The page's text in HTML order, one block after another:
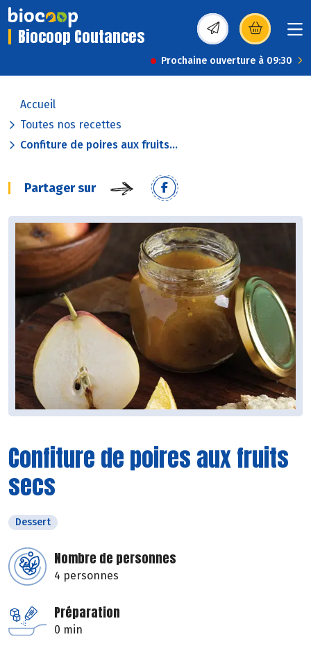
Biocoop Coutances (s’ouvre dans une
Prochaine ouverture à 09:30
Accueil
Toutes nos recettes
Confiture de poires aux fruits...
Partager sur
Confiture de poires aux fruits
secs
Dessert
Nombre de personnes
4 personnes
Préparation
0 min